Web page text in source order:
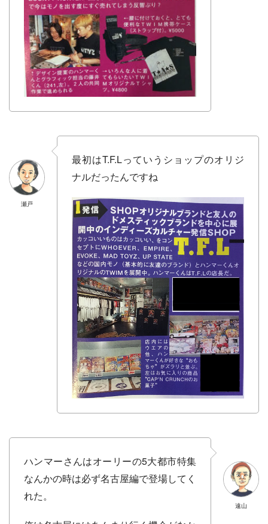
瀬戸
最初はT.F.Lっていうショップのオリジ
ナルだったんですね
遠山
ハンマーさんはオーリーの5大都市特集
なんかの時は必ず名古屋編で登場してく
れた。